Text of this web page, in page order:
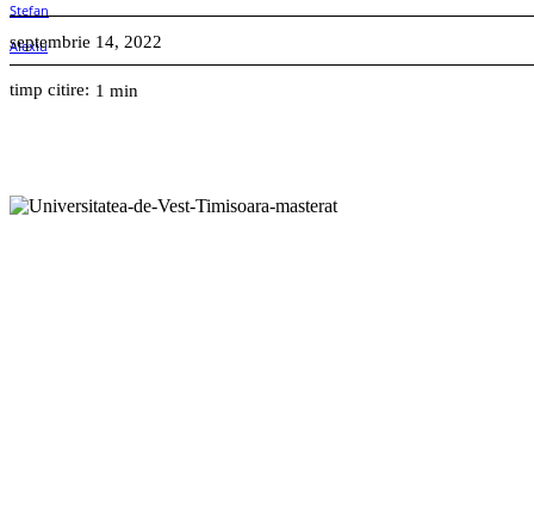
septembrie 14, 2022
timp citire: 1 min